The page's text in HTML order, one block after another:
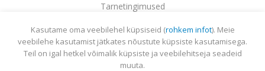
Tarnetingimused
Garantii
Utiliseerimine
Sisukaart
Kasutame oma veebilehel küpsiseid (rohkem infot). Meie
veebilehe kasutamist jätkates nõustute küpsiste kasutamisega.
Teil on igal hetkel võimalik küpsiste ja veebilehitseja seadeid
muuta.